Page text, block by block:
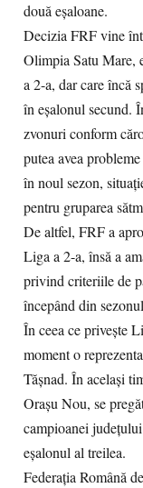
două eșaloane.
Decizia FRF vine
Olimpia Satu Mare,
a 2-a, dar care încă
în eșalonul secund.
zvonuri conform
putea avea
în noul sezon,
pentru gruparea
De altfel, FRF a
Liga a 2-a, însă a
privind criteriile de
începând din
În ceea ce privește
moment o
Tășnad. În același
Orașu Nou, se
campioanei
eșalonul al treilea.
Federația Română